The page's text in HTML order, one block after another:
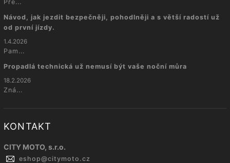
Pře...
Návod, jak jezdit bezpečněji, pohodlněji a s větší radostí už
od první jízdy.
1.4.2026
Pam...
Propadlá technická už nemusí být vaše noční můra
18.2.2026
Zná...
KONTAKT
CITY MOTO, s.r.o.
eshop@citymoto.cz